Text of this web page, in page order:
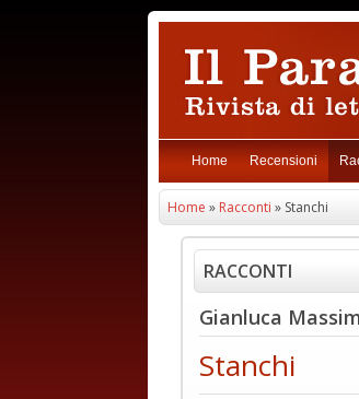
Home Recensioni
Home »Racconti » Stanchi
RACCONTI
Gianluca
Stanchi